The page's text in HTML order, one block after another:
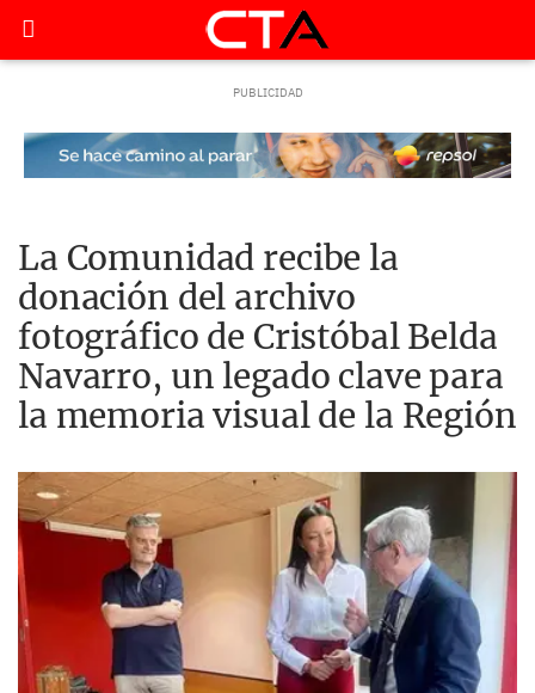
La Comunidad recibe la
donación del archivo
fotográfico de Cristóbal Belda
Navarro, un legado clave para
la memoria visual de la Región